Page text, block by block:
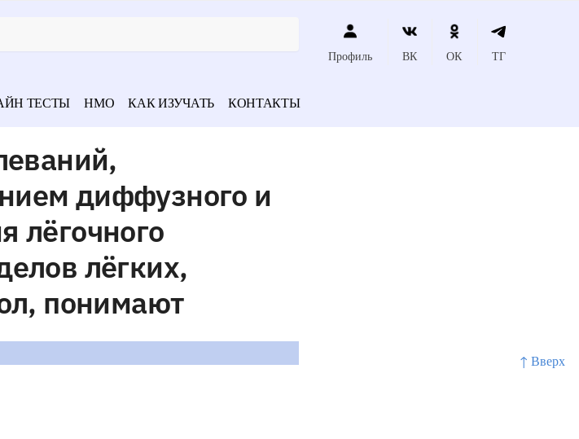
↑ Вверх
Профиль ВК ОК ТГ
ТЕСТЫ НМО КАК ИЗУЧАТЬ КОНТАКТЫ
диффузного и
лёгочного
лёгких,
понимают